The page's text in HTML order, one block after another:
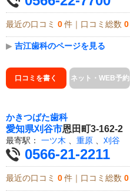
最近の口コミ 0 件｜口コミ総数 0
▶ 吉江歯科のページを見る
口コミを書く ネット・WEB予約
かきつばた歯科
愛知県刈谷市恩田町3-162-2
最寄駅： 一ツ木 重原 刈谷
0566-21-2211
最近の口コミ 0 件｜口コミ総数 0